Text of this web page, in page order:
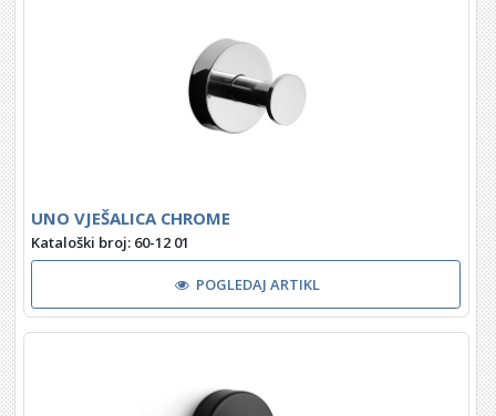
UNO VJEŠALICA CHROME
Kataloški broj: 60-12 01
POGLEDAJ ARTIKL